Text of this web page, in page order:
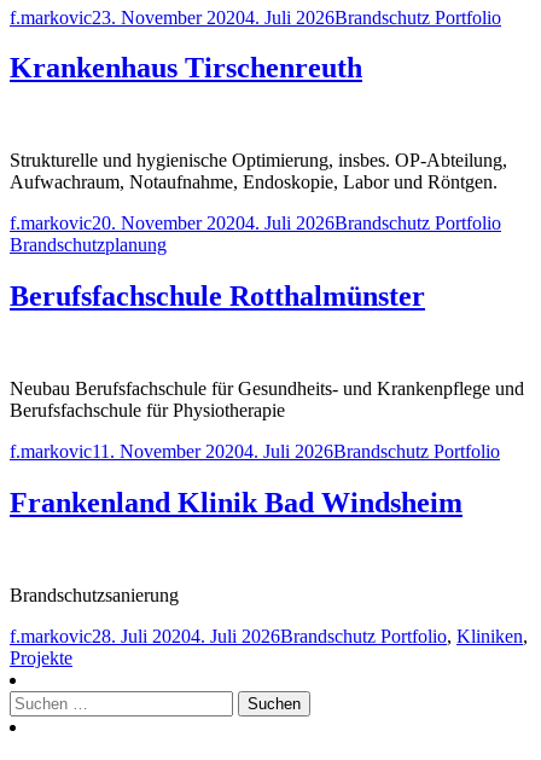
Posted
f.markovic23. November 20204. Juli 2026Posted
Brandschutz Portfolio
Krankenhaus Tirschenreuth
Strukturelle und hygienische Optimierung, insbes. OP-Abteilung,
Aufwachraum, Notaufnahme, Endoskopie, Labor und Röntgen.
Posted
by
f.markovic20. November 20204. Juli 2026Posted
Brandschutz PortfolioTags:
Brandschutzplanung
Berufsfachschule Rotthalmünster
Neubau Berufsfachschule für Gesundheits- und Krankenpflege und
Berufsfachschule für Physiotherapie
Posted
f.markovic11. November 20204. Juli 2026Posted
Brandschutz Portfolio
Frankenland Klinik Bad Windsheim
Brandschutzsanierung
Posted
by
f.markovic28. Juli 20204. Juli 2026Posted
Brandschutz Portfolio, Kliniken,
Projekte
Suchen
nach: